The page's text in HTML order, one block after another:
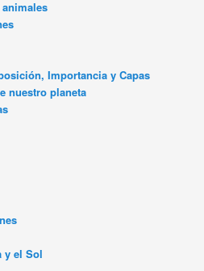
Importancia y Capas
nuestro planeta
y el Sol